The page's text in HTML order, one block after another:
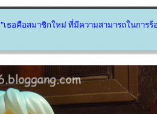
"เธอคือสมาชิกใหม่ ที่มีความสามารถในการร้